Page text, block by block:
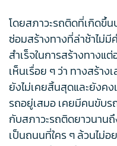
โดยสภาวะรถติดที่เกิดขึ้
ซ่อมสร้างทางที่ล่าช้าไม่
สำเร็จในการสร้างทางแ
เห็นเรื่อย ๆ ว่า ทางสร้า
ยังไม่เคยสิ้นสุดและยัง
รถอยู่เสมอ เคยมีคนขับ
กับสภาวะรถติดยาวนาน
เป็นถนนที่ใคร ๆ ล้วนไม่อ